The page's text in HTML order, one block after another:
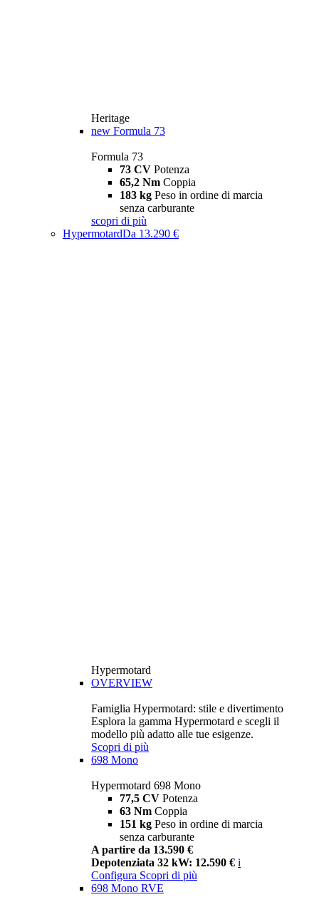
Heritage
new Formula 73
Formula 73
73 CV Potenza
65,2 Nm Coppia
183 kg Peso in ordine di marcia
senza carburante
scopri di più
HypermotardDa 13.290 €
Hypermotard
OVERVIEW
Famiglia Hypermotard: stile e divertimento
Esplora la gamma Hypermotard e scegli il
modello più adatto alle tue esigenze.
Scopri di più
698 Mono
Hypermotard 698 Mono
77,5 CV Potenza
63 Nm Coppia
151 kg Peso in ordine di marcia
senza carburante
A partire da 13.590 €
Depotenziata 32 kW: 12.590 € i
Configura Scopri di più
698 Mono RVE